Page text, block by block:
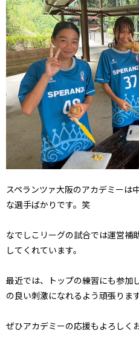
スペランツァ大阪のアカデミーは
な選手ばかりです。笑
なでしこリーグの試合では運営補
してくれています。
最近では、トップの練習にも参加
の良い刺激になれるよう頑張りま
ぜひアカデミーの応援もよろしく